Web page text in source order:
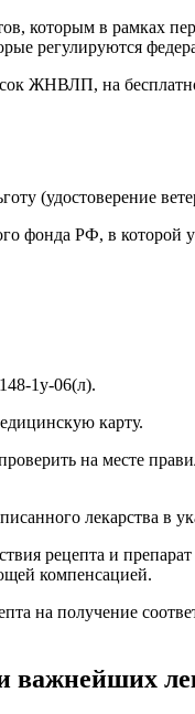
которым в
регулируются
ЖНВЛП, на
(удостоверение
фонда РФ, в которой
1у-06(л).
карту.
на месте
лекарства в
рецепта и
компенсацией.
на получение
важнейших